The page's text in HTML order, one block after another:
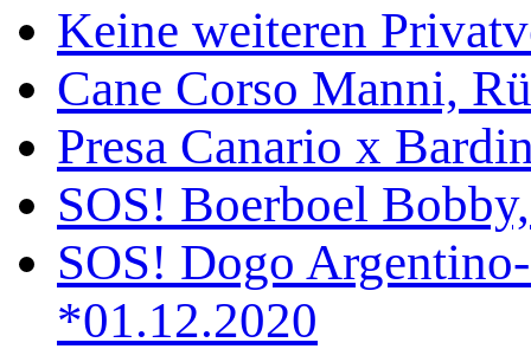
Keine weiteren
Cane Corso Manni,
Presa Canario x
SOS! Boerboel
SOS! Dogo
*01.12.2020